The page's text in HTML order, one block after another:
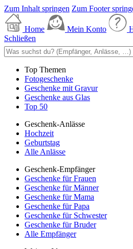
Zum Inhalt springen Zum Footer
Home Mein Konto
Schließen
Top Themen
Fotogeschenke
Geschenke mit Gravur
Geschenke aus Glas
Top 50
Geschenk-Anlässe
Hochzeit
Geburtstag
Alle Anlässe
Geschenk-Empfänger
Geschenke für Frauen
Geschenke für Männer
Geschenke für Mama
Geschenke für Papa
Geschenke für Schwester
Geschenke für Bruder
Alle Empfänger